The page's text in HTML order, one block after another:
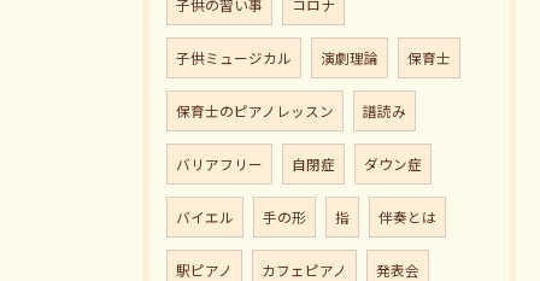
子供の習い事 コロナ
子供ミュージカル 演劇理論 保育士
保育士のピアノレッスン 譜読み
バリアフリー 自閉症 ダウン症
バイエル 手の形 指 伴奏とは
駅ピアノ カフェピアノ 発表会